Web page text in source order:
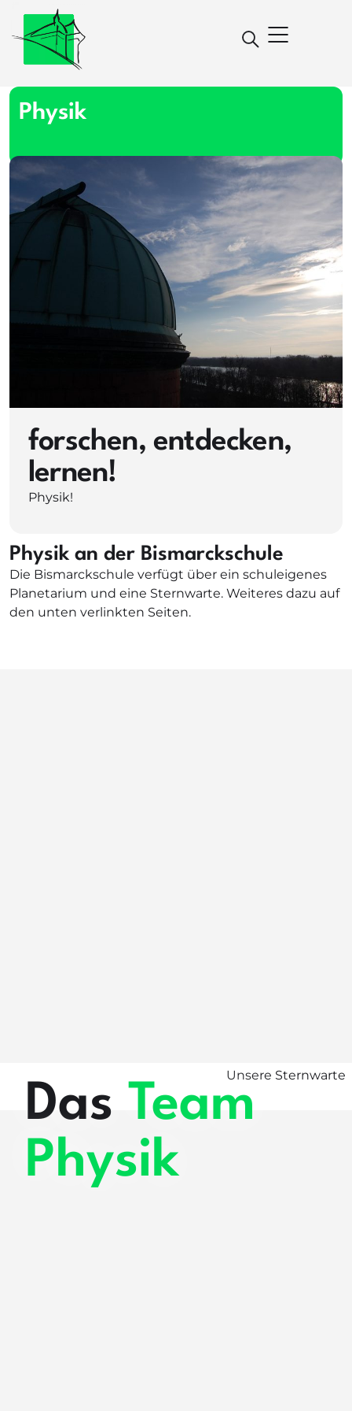
Physik
forschen, entdecken,
lernen!
Physik!
Physik an der Bismarckschule
Die Bismarckschule verfügt über ein schuleigenes
Planetarium und eine Sternwarte. Weiteres dazu auf
den unten verlinkten Seiten.
Unsere Sternwarte
Das Team
Physik